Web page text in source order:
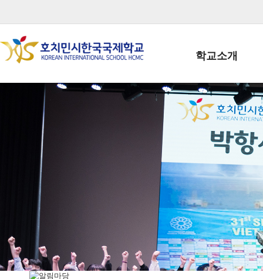
학교소개
학교장인사말
학생회장인사말
학교상징
학교 CI
교직원현황
학생현황
위치/전화
전경사진